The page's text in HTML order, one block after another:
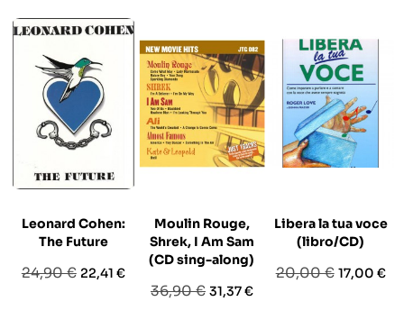
Leonard Cohen:
The Future
Prezzo
24,90 € Prezzo
22,41 €
Moulin Rouge,
Shrek, I Am Sam
(CD sing-along)
Prezzo
36,90 € Prezzo
31,37 €
Libera la tua voce
(libro/CD)
Prezzo
20,00 € Prezzo
17,00 €